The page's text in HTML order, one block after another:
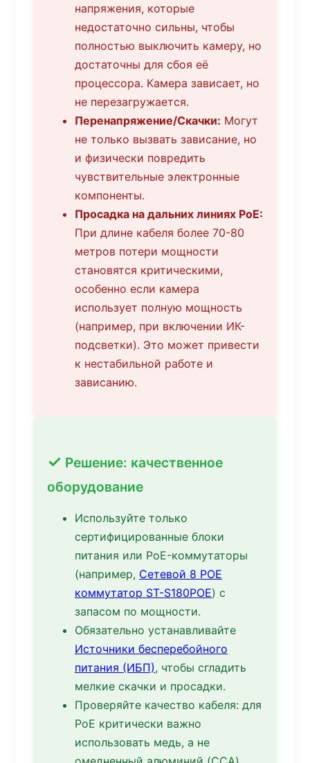
напряжения, которые
недостаточно сильны, чтобы
полностью выключить камеру, но
достаточны для сбоя её
процессора. Камера зависает, но
не перезагружается.
Перенапряжение/Скачки: Могут
не только вызвать зависание, но
и физически повредить
чувствительные электронные
компоненты.
Просадка на дальних линиях PoE:
При длине кабеля более 70-80
метров потери мощности
становятся критическими,
особенно если камера
использует полную мощность
(например, при включении ИК-
подсветки). Это может привести
к нестабильной работе и
зависанию.
✓ Решение: качественное
оборудование
Используйте только
сертифицированные блоки
питания или PoE-коммутаторы
(например, Сетевой 8 POE
коммутатор ST-S180POE) с
запасом по мощности.
Обязательно устанавливайте
Источники бесперебойного
питания (ИБП), чтобы сгладить
мелкие скачки и просадки.
Проверяйте качество кабеля: для
PoE критически важно
использовать медь, а не